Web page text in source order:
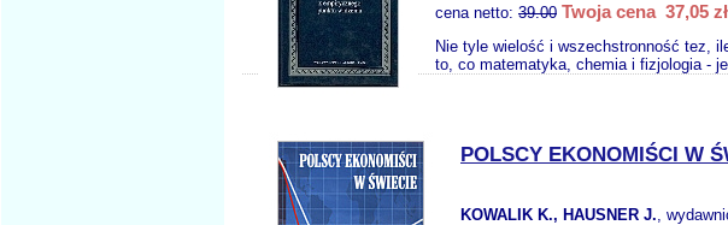
cena netto: 39.00 Twoja cena 37,05 zł
Nie tyle wielość i wszechstronność tez,
to, co matematyka, chemia i fizjologia -
POLSCY EKONOMIŚCI W
KOWALIK K., HAUSNER J.,